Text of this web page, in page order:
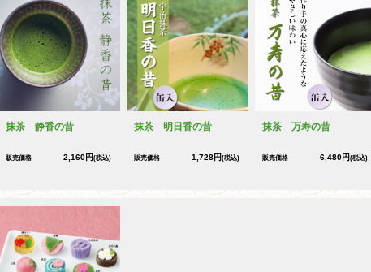
抹茶 静香の昔
販売価格 2,160円(税込)
抹茶 明日香の昔
販売価格 1,728円(税込)
抹茶 万寿の昔
販売価格 6,480円(税込)